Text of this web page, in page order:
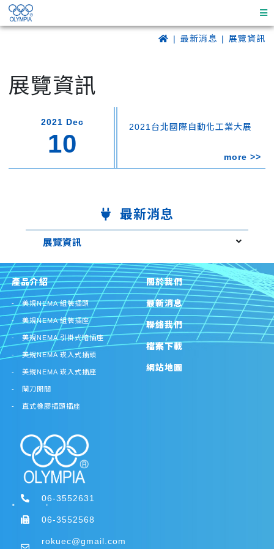
最新消息 展覽資訊
最新消息
展覽資訊
展覽資訊
2021 Dec
10
2021台北國際自動化工業大展
more >>
產品介紹
美規NEMA 組裝插頭
美規NEMA 組裝插座
美規NEMA 引掛式暗插座
美規NEMA 崁入式插頭
美規NEMA 崁入式插座
閘刀開關
直式橡膠插頭插座
關於我們
最新消息
聯絡我們
檔案下載
網站地圖
06-3552631
06-3552568
rokuec@gmail.com